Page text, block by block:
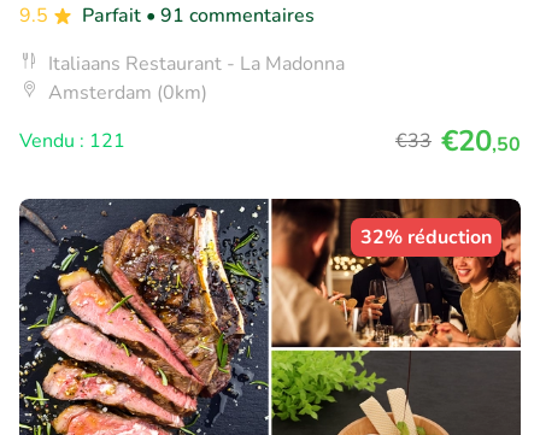
9.5
Parfait • 91 commentaires
Italiaans Restaurant - La Madonna
Amsterdam (0km)
Vendu : 121
€33 €20,50
32% réduction